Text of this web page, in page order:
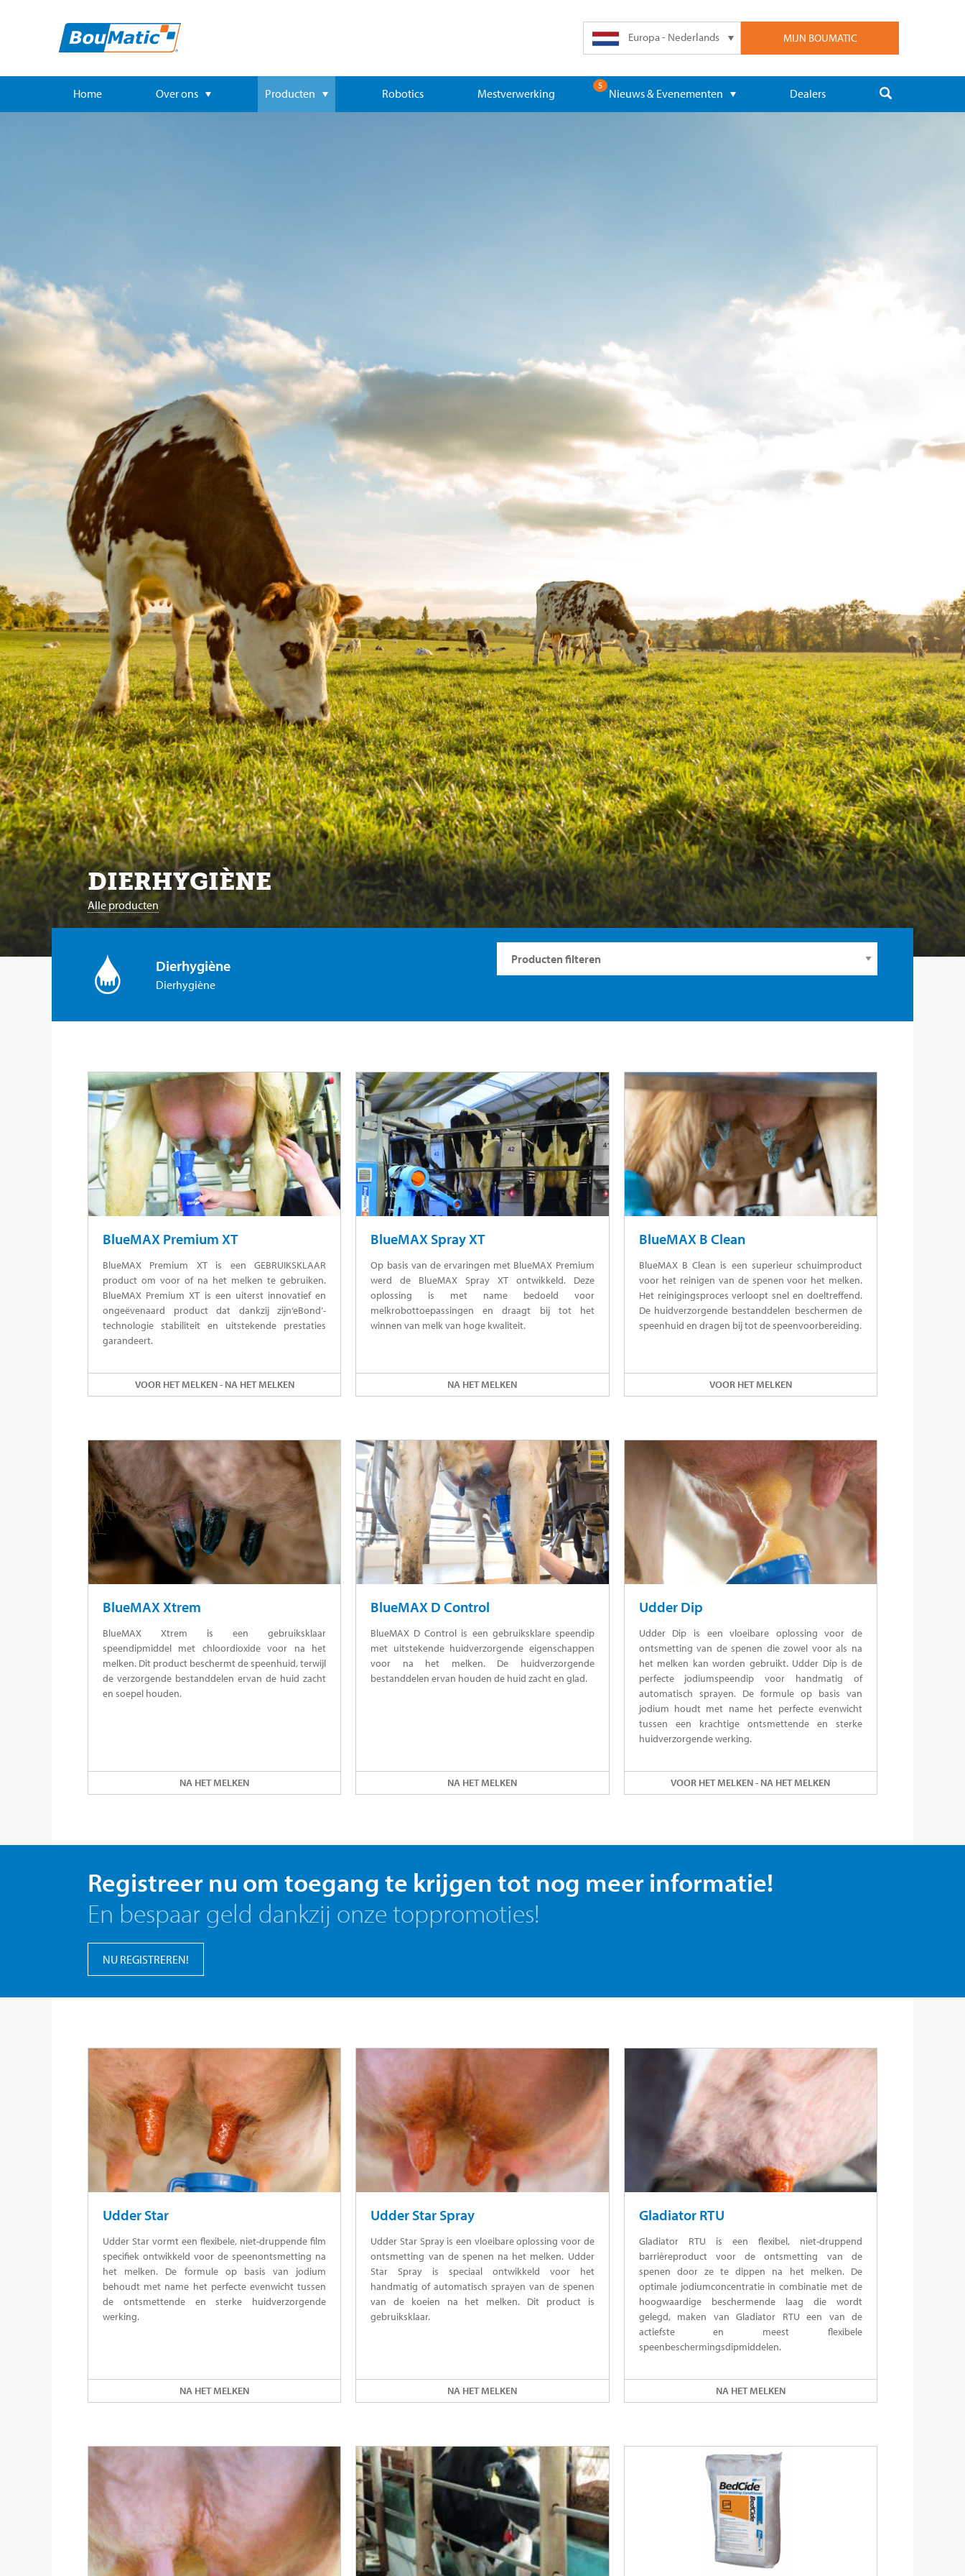
MIJN BOUMATIC
Europa - Nederlands
Home Over ons Producten Robotics Mestverwerking
5
Nieuws & Evenementen Dealers
DIERHYGIÈNE
Alle producten
Dierhygiène
Dierhygiène
BlueMAX Premium XT
BlueMAX Premium XT is een GEBRUIKSKLAAR
product om voor of na het melken te gebruiken.
BlueMAX Premium XT is een uiterst innovatief en
ongeëvenaard product dat dankzij zijn‘eBond’-
technologie stabiliteit en uitstekende prestaties
garandeert.
VOOR HET MELKEN - NA HET MELKEN
BlueMAX Spray XT
Op basis van de ervaringen met BlueMAX Premium
werd de BlueMAX Spray XT ontwikkeld. Deze
oplossing is met name bedoeld voor
melkrobottoepassingen en draagt bij tot het
winnen van melk van hoge kwaliteit.
NA HET MELKEN
BlueMAX B Clean
BlueMAX B Clean is een superieur schuimproduct
voor het reinigen van de spenen voor het melken.
Het reinigingsproces verloopt snel en doeltreffend.
De huidverzorgende bestanddelen beschermen de
speenhuid en dragen bij tot de speenvoorbereiding.
VOOR HET MELKEN
BlueMAX Xtrem
BlueMAX Xtrem is een gebruiksklaar
speendipmiddel met chloordioxide voor na het
melken. Dit product beschermt de speenhuid, terwijl
de verzorgende bestanddelen ervan de huid zacht
en soepel houden.
NA HET MELKEN
BlueMAX D Control
BlueMAX D Control is een gebruiksklare speendip
met uitstekende huidverzorgende eigenschappen
voor na het melken. De huidverzorgende
bestanddelen ervan houden de huid zacht en glad.
NA HET MELKEN
Udder Dip
Udder Dip is een vloeibare oplossing voor de
ontsmetting van de spenen die zowel voor als na
het melken kan worden gebruikt. Udder Dip is de
perfecte jodiumspeendip voor handmatig of
automatisch sprayen. De formule op basis van
jodium houdt met name het perfecte evenwicht
tussen een krachtige ontsmettende en sterke
huidverzorgende werking.
VOOR HET MELKEN - NA HET MELKEN
Registreer nu om toegang te krijgen tot nog meer informatie!
En bespaar geld dankzij onze toppromoties!
NU REGISTREREN!
Udder Star
Udder Star vormt een flexibele, niet-druppende film
specifiek ontwikkeld voor de speenontsmetting na
het melken. De formule op basis van jodium
behoudt met name het perfecte evenwicht tussen
de ontsmettende en sterke huidverzorgende
werking.
NA HET MELKEN
Udder Star Spray
Udder Star Spray is een vloeibare oplossing voor de
ontsmetting van de spenen na het melken. Udder
Star Spray is speciaal ontwikkeld voor het
handmatig of automatisch sprayen van de spenen
van de koeien na het melken. Dit product is
gebruiksklaar.
NA HET MELKEN
Gladiator RTU
Gladiator RTU is een flexibel, niet-druppend
barrièreproduct voor de ontsmetting van de
spenen door ze te dippen na het melken. De
optimale jodiumconcentratie in combinatie met de
hoogwaardige beschermende laag die wordt
gelegd, maken van Gladiator RTU een van de
actiefste en meest flexibele
speenbeschermingsdipmiddelen.
NA HET MELKEN